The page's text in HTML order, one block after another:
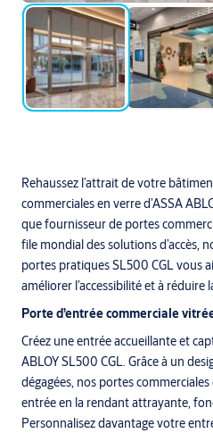
Rehaussez l’attrait de votre
commerciales en verre d’ASSA
que fournisseur de portes
file mondial des solutions d’accès,
portes pratiques SL500 CGL vous
améliorer l’accessibilité et à réduire
Porte d’entrée commerciale
Créez une entrée accueillante et
ABLOY SL500 CGL. Grâce à un
dégagées, nos portes
entrée en la rendant attrayante,
Personnalisez davantage votre